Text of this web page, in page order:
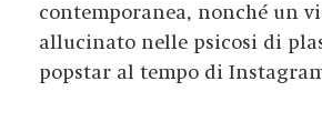
contemporanea, nonché un
allucinato nelle psicosi di
popstar al tempo di